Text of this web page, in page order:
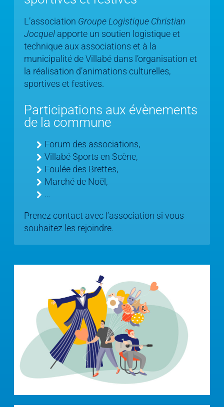
L’association Groupe Logistique Christian
Jocquel apporte un soutien logistique et
technique aux associations et à la
municipalité de Villabé dans l’organisation et
la réalisation d’animations culturelles,
sportives et festives.
Participations aux évènements
de la commune
Forum des associations,
Villabé Sports en Scène,
Foulée des Brettes,
Marché de Noël,
…
Prenez contact avec l’association si vous
souhaitez les rejoindre.